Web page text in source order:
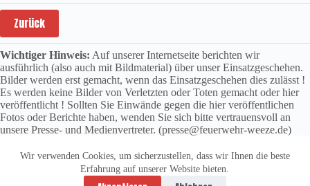
Wir verwenden Cookies, um sicherzustellen, dass wir Ihnen die beste
Erfahrung auf unserer Website bieten.
Zurück
Wichtiger Hinweis: Auf unserer Internetseite berichten wir
ausführlich (also auch mit Bildmaterial) über unser Einsatzgeschehen.
Bilder werden erst gemacht, wenn das Einsatzgeschehen dies zulässt !
Es werden keine Bilder von Verletzten oder Toten gemacht oder hier
veröffentlicht ! Sollten Sie Einwände gegen die hier veröffentlichen
Fotos oder Berichte haben, wenden Sie sich bitte vertrauensvoll an
unsere Presse- und Medienvertreter. (presse@feuerwehr-weeze.de)
Datenschutzerklärung Impressum